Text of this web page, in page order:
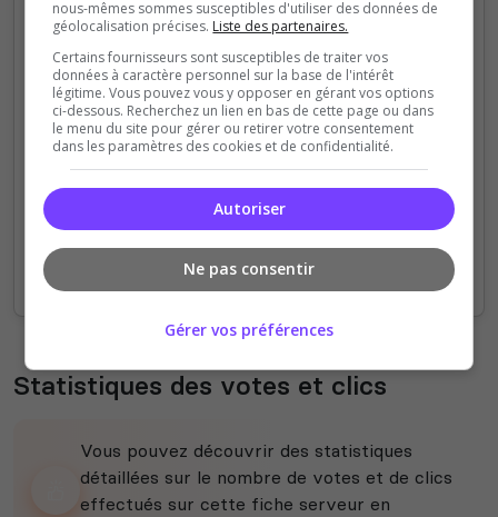
2
3
4
23h 01h 03h 05h 07h 09h
Statistiques des votes et clics
Vous pouvez découvrir des statistiques
détaillées sur le nombre de votes et de clics
effectués sur cette fiche serveur en
nous-mêmes sommes susceptibles d'utiliser des données de
géolocalisation précises. Liste des partenaires.
Certains fournisseurs sont susceptibles de traiter vos
données à caractère personnel sur la base de l'intérêt
légitime. Vous pouvez vous y opposer en gérant vos options
ci-dessous. Recherchez un lien en bas de cette page ou dans
le menu du site pour gérer ou retirer votre consentement
dans les paramètres des cookies et de confidentialité.
Autoriser
Ne pas consentir
Gérer vos préférences